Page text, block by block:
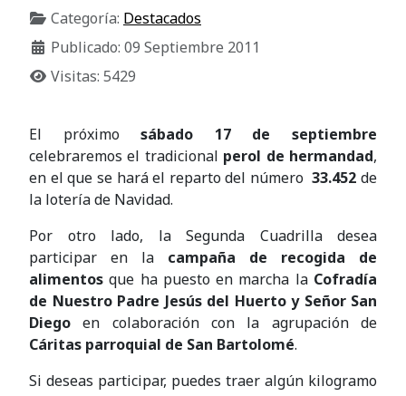
Categoría: Destacados
Publicado: 09 Septiembre 2011
Visitas: 5429
El próximosábado 17 de septiembre
celebraremos el tradicional perol de hermandad,
en el que se hará el reparto del número33.452 de
la lotería de Navidad.
Por otro lado, la Segunda Cuadrilla desea
participar en la campaña de recogida de
alimentos que ha puesto en marcha la Cofradía
de Nuestro Padre Jesús del Huerto y Señor San
Diego en colaboración con la agrupación de
Cáritas parroquial de San Bartolomé.
Si deseas participar, puedes traer algún kilogramo